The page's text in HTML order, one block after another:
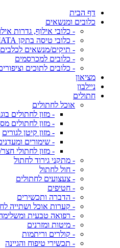
דף הבית
כלובים ומנשאים
- כלובי אילוף, גדרות
- כלובי טיסה בתקן IATA
- תיקים/מנשאים לכלבים
- כלובים למכרסמים
- כלובים לתוכים
מציאון
ניילבון
חתולים
אוכל לחתולים
- מזון לחתולים
- מזון לחתולים
- מזון קיטן לגורים
- שימורים
- מזון לחתולי
- מתקני גירוד לחתול
- חול לחתול
- צעצועים לחתולים
- חטיפים
- הדברה ותכשירים
- קערות אוכל ושתייה
- רפואה טבעית
- מיטות ומזרנים
- קולרים וריתמות
- תכשירי טיפוח והגיינה